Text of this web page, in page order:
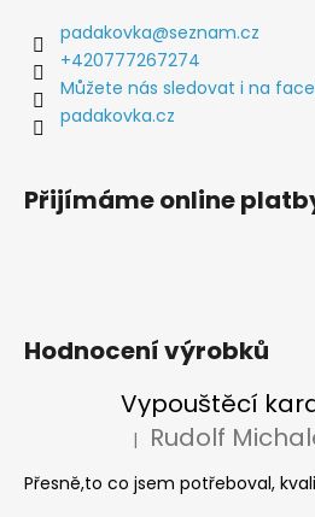
padakovka@seznam.cz
+420777267274
Můžete nás sledovat i na
padakovka.cz
Přijímáme online
Hodnocení výrobků
Hodnocení produktu je
| Rudolf
Přesně,to co jsem potřeboval,